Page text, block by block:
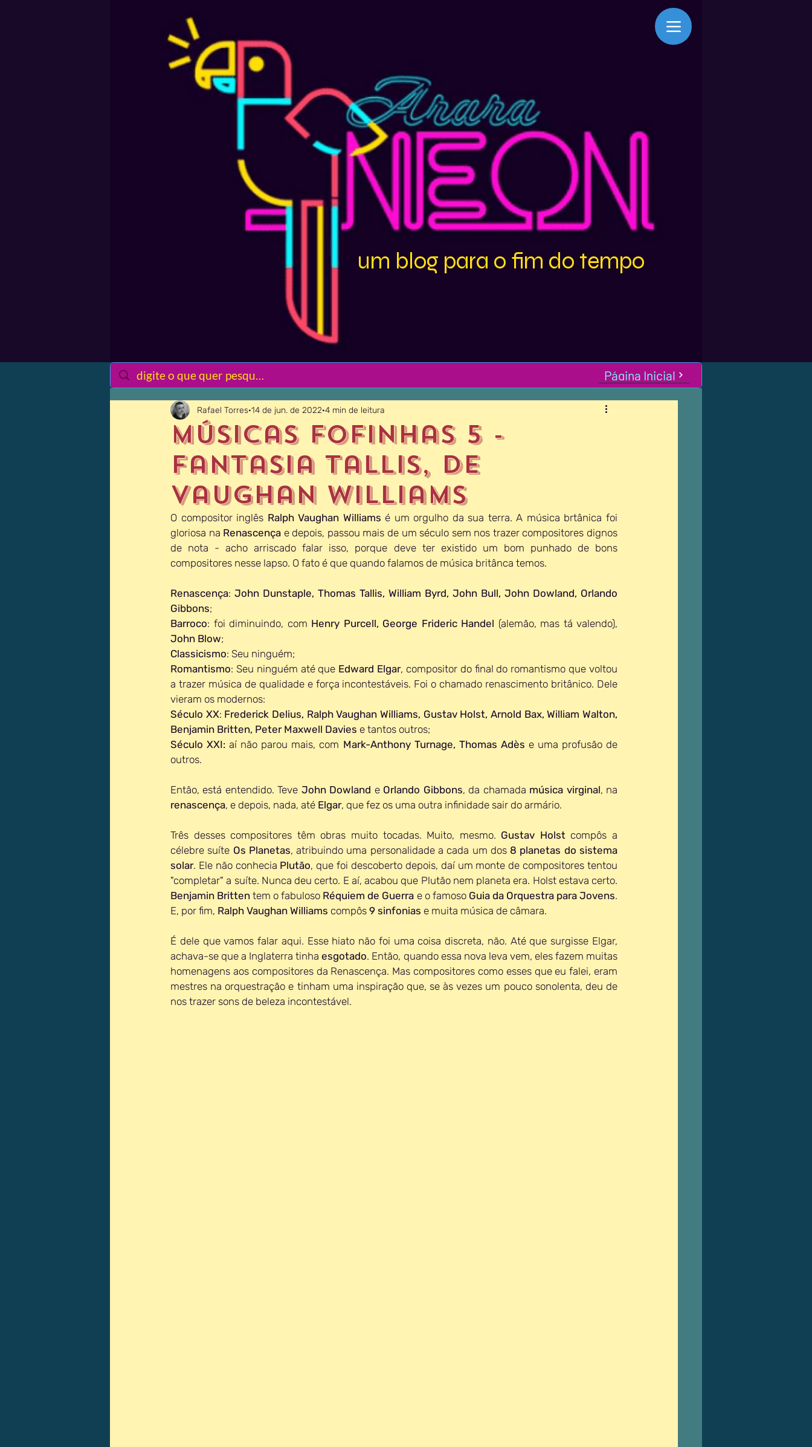
um blog para o fim do tempo
Página Inicial
Músicas Fofinhas 5 -
Fantasia Tallis, de
Vaughan Williams
Rafael Torres 14 de jun. de 2022 4 min de leitura
O compositor inglês Ralph Vaughan Williams é um orgulho da sua terra. A música brtânica foi
gloriosa na Renascença e depois, passou mais de um século sem nos trazer compositores dignos
de nota - acho arriscado falar isso, porque deve ter existido um bom punhado de bons
compositores nesse lapso. O fato é que quando falamos de música britânca temos.
Renascença: John Dunstaple, Thomas Tallis, William Byrd, John Bull, John Dowland, Orlando
Gibbons;
Barroco: foi diminuindo, com Henry Purcell, George Frideric Handel (alemão, mas tá valendo),
John Blow;
Classicismo: Seu ninguém;
Romantismo: Seu ninguém até que Edward Elgar, compositor do final do romantismo que voltou
a trazer música de qualidade e força incontestáveis. Foi o chamado renascimento britânico. Dele
vieram os modernos:
Século XX: Frederick Delius, Ralph Vaughan Williams, Gustav Holst, Arnold Bax, William Walton
Benjamin Britten, Peter Maxwell Davies e tantos outros;
Século XXI: aí não parou mais, com Mark-Anthony Turnage, Thomas Adès e uma profusão de
outros.
Então, está entendido. Teve John Dowland e Orlando Gibbons, da chamada música virginal
renascença, e depois, nada, até Elgar, que fez os uma outra infinidade sair do armário.
Três desses compositores têm obras muito tocadas. Muito, mesmo. Gustav Holst compôs a
célebre suíte Os Planetas, atribuindo uma personalidade a cada um dos 8 planetas do sistema
solar. Ele não conhecia Plutão, que foi descoberto depois, daí um monte de compositores tentou
Benjamin Britten tem o fabuloso Réquiem de Guerra e o famoso Guia da Orquestra para Jovens.
E, por fim, Ralph Vaughan Williams compôs 9 sinfonias e muita música de câmara.
É dele que vamos falar aqui. Esse hiato não foi uma coisa discreta, não. Até que surgisse Elgar,
achava-se que a Inglaterra tinha esgotado. Então, quando essa nova leva vem, eles fazem muitas
homenagens aos compositores da Renascença. Mas compositores como esses que eu falei, eram
mestres na orquestração e tinham uma inspiração que, se às vezes um pouco sonolenta, deu de
nos trazer sons de beleza incontestável.